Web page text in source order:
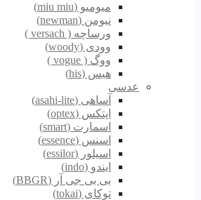
میومیو (miu miu)
نیومن (newman)
ورساچه ( versach )
وودی (woody)
ووگ ( vogue )
هیس (his)
عدسی
آساهی (asahi-lite)
اپتکس (optex)
اسمارت (smart)
اسنس (essence)
اسیلور (essilor)
ایندو (indo)
بی بی جی آر (BBGR)
توکای (tokai)